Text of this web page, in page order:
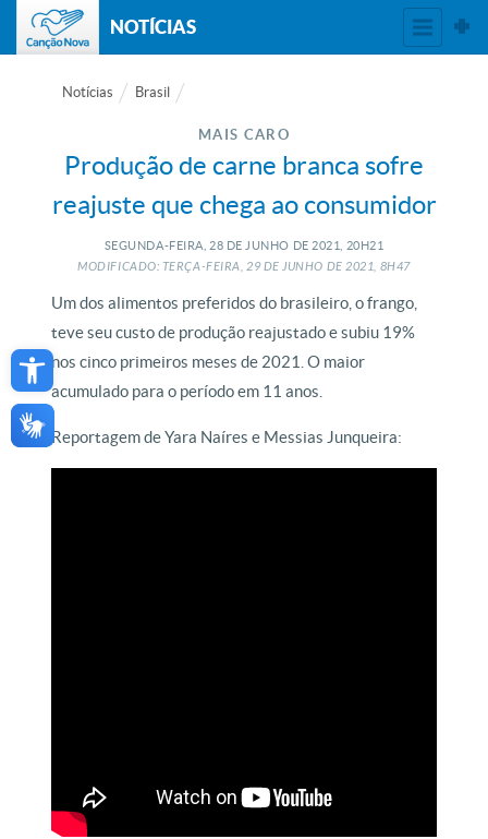
Open toolbar
NOTÍCIAS
Notícias Brasil
MAIS CARO
Produção de carne branca sofre
reajuste que chega ao consumidor
SEGUNDA-FEIRA, 28 DE JUNHO DE 2021, 20H21
MODIFICADO: TERÇA-FEIRA, 29DEJUNHO DE2021, 8H47
Um dos alimentos preferidos do brasileiro, o frango,
teve seu custo de produção reajustado e subiu 19%
nos cinco primeiros meses de 2021. O maior
acumulado para o período em 11 anos.
Reportagem de Yara Naíres e Messias Junqueira: